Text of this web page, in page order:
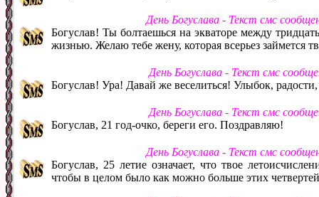
День Богуслава - Текст смс
Богуслав! Ты болтаешься на экваторе между
жизнью. Желаю тебе жену, которая всерьез займется
День Богуслава - Текст смс
Богуслав! Ура! Давай же веселиться! Улыбок,
День Богуслава - Текст смс
Богуслав, 21 год-очко, береги его. Поздравляю!
День Богуслава - Текст смс
Богуслав, 25 летие означает, что твое
чтобы в целом было как можно больше этих